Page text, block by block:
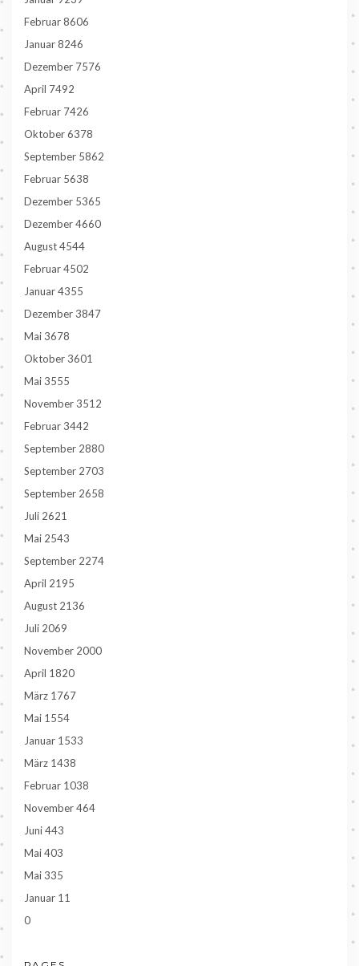
Februar 8606
Januar 8246
Dezember 7576
April 7492
Februar 7426
Oktober 6378
September 5862
Februar 5638
Dezember 5365
Dezember 4660
August 4544
Februar 4502
Januar 4355
Dezember 3847
Mai 3678
Oktober 3601
Mai 3555
November 3512
Februar 3442
September 2880
September 2703
September 2658
Juli 2621
Mai 2543
September 2274
April 2195
August 2136
Juli 2069
November 2000
April 1820
März 1767
Mai 1554
Januar 1533
März 1438
Februar 1038
November 464
Juni 443
Mai 403
Mai 335
Januar 11
0